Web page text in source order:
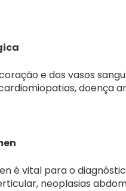
e dos vasos
doença
é vital para o
neoplasias